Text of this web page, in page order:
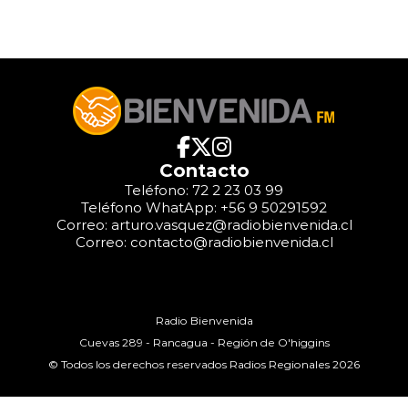
Contacto
Teléfono: 72 2 23 03 99
Teléfono WhatApp: +56 9 50291592
Correo: arturo.vasquez@radiobienvenida.cl
Correo: contacto@radiobienvenida.cl
Radio Bienvenida
Cuevas 289 - Rancagua - Región de O'higgins
© Todos los derechos reservados Radios Regionales 2026